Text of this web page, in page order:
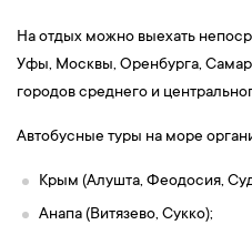
На отдых можно выехать
Уфы, Москвы, Оренбурга,
городов среднего и
Автобусные туры на море
Крым (Алушта, Феодосия,
Анапа (Витязево, Сукко);